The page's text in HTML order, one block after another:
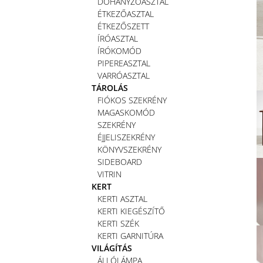
ÉTKEZŐASZTAL
ÉTKEZŐSZETT
ÍRÓASZTAL
ÍRÓKOMÓD
PIPEREASZTAL
VARRÓASZTAL
TÁROLÁS
FIÓKOS SZEKRÉNY
MAGASKOMÓD
SZEKRÉNY
ÉJJELISZEKRÉNY
KÖNYVSZEKRÉNY
SIDEBOARD
VITRIN
KERT
KERTI ASZTAL
KERTI KIEGÉSZÍTŐ
KERTI SZÉK
KERTI GARNITÚRA
VILÁGÍTÁS
ÁLLÓLÁMPA